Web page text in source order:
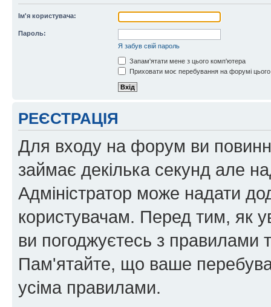
Ім'я користувача:
Пароль:
Я забув свій пароль
Запам'ятати мене з цього комп'ютера
Приховати моє перебування на форумі
РЕЄСТРАЦІЯ
Для входу на форум ви
займає декілька секунд але
Адміністратор може надати
користувачам. Перед тим, як
ви погоджуєтесь з правилами
Пам'ятайте, що ваше
усіма правилами.